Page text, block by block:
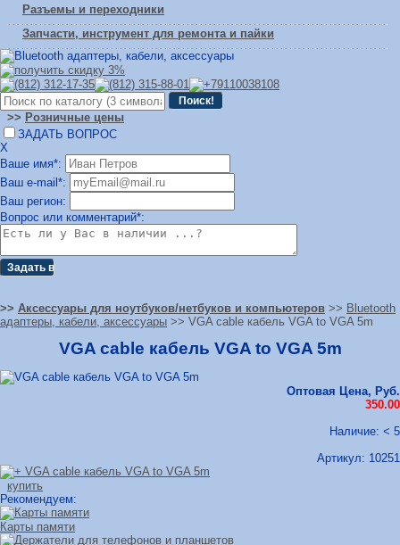
Разъемы и переходники
Запчасти, инструмент для ремонта и пайки
>> Розничные цены
ЗАДАТЬ ВОПРОС
Х
Ваше имя*:
Ваш e-mail*:
Ваш регион:
Вопрос или комментарий*:
>> Аксессуары для ноутбуков/нетбуков и компьютеров >> Bluetooth
адаптеры, кабели, аксессуары >> VGA cable кабель VGA to VGA 5m
VGA cable кабель VGA to VGA 5m
Оптовая Цена, Руб.
350.00
Наличие: < 5
Артикул: 10251
купить
Рекомендуем:
Карты памяти